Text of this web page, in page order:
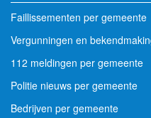
Faillissementen per gemeente
Vergunningen en
112 meldingen per gemeente
Politie nieuws per gemeente
Bedrijven per gemeente